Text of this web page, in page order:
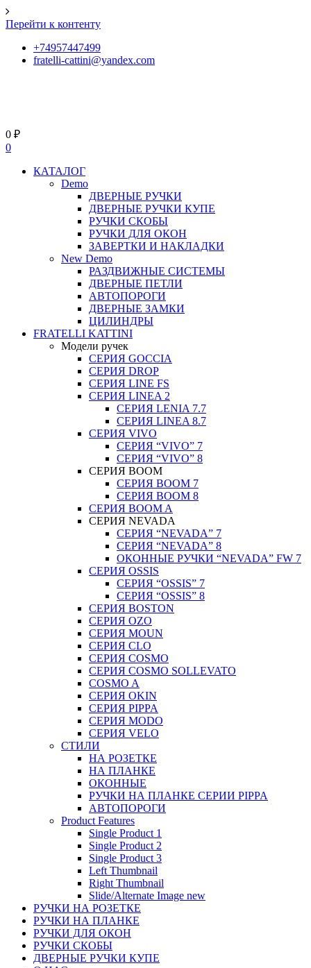
Перейти к контенту
+74957447499
fratelli-cattini@yandex.com
0 ₽
0
КАТАЛОГ
Demo
ДВЕРНЫЕ РУЧКИ
ДВЕРНЫЕ РУЧКИ КУПЕ
РУЧКИ СКОБЫ
РУЧКИ ДЛЯ ОКОН
ЗАВЕРТКИ И НАКЛАДКИ
New Demo
РАЗДВИЖНЫЕ СИСТЕМЫ
ДВЕРНЫЕ ПЕТЛИ
АВТОПОРОГИ
ДВЕРНЫЕ ЗАМКИ
ЦИЛИНДРЫ
FRATELLI KATTINI
Модели ручек
СЕРИЯ GOCCIA
СЕРИЯ DROP
СЕРИЯ LINE FS
СЕРИЯ LINEA 2
СЕРИЯ LENIA 7.7
СЕРИЯ LINEA 8.7
СЕРИЯ VIVO
СЕРИЯ “VIVO” 7
СЕРИЯ “VIVO” 8
СЕРИЯ ВOOM
СЕРИЯ ВOOM 7
СЕРИЯ ВOOM 8
СЕРИЯ ВOOM A
СЕРИЯ NEVADA
СЕРИЯ “NEVADA” 7
СЕРИЯ “NEVADA” 8
ОКОННЫЕ РУЧКИ “NEVADA” FW 7
СЕРИЯ OSSIS
СЕРИЯ “OSSIS” 7
СЕРИЯ “OSSIS” 8
СЕРИЯ ВOSTON
CЕРИЯ OZO
СЕРИЯ MOUN
СЕРИЯ CLO
СЕРИЯ COSMO
СЕРИЯ COSMO SOLLEVATO
COSMO A
СЕРИЯ OKIN
СЕРИЯ PIPPA
СЕРИЯ MODO
СЕРИЯ VELO
СТИЛИ
НА РОЗЕТКЕ
НА ПЛАНКЕ
ОКОННЫЕ
РУЧКИ НА ПЛАНКЕ СЕРИИ PIPPA
АВТОПОРОГИ
Product Features
Single Product 1
Single Product 2
Single Product 3
Left Thumbnail
Right Thumbnail
Slide/Alternate Image new
РУЧКИ НА РОЗЕТКЕ
РУЧКИ НА ПЛАНКЕ
РУЧКИ ДЛЯ ОКОН
РУЧКИ СКОБЫ
ДВЕРНЫЕ РУЧКИ КУПЕ